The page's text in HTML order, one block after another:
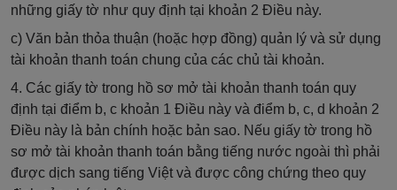
những giấy tờ như quy định tại khoản 2 Điều này.
c) Văn bản thỏa thuận (hoặc hợp đồng) quản lý và sử dụng
tài khoản thanh toán chung của các chủ tài khoản.
4. Các giấy tờ trong hồ sơ mở tài khoản thanh toán quy
định tại điểm b, c khoản 1 Điều này và điểm b, c, d khoản 2
Điều này là bản chính hoặc bản sao. Nếu giấy tờ trong hồ
sơ mở tài khoản thanh toán bằng tiếng nước ngoài thì phải
được dịch sang tiếng Việt và được công chứng theo quy